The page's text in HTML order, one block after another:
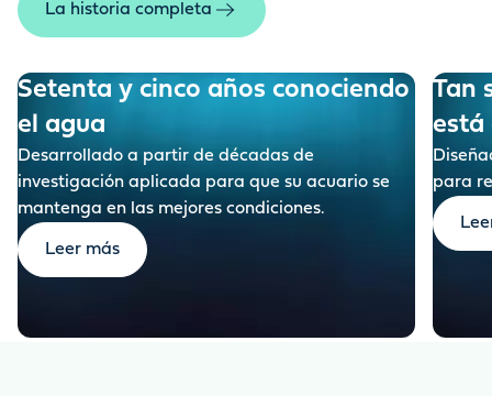
La historia completa
Setenta y cinco años conociendo
el agua
Desarrollado a partir de décadas de
investigación aplicada para que su acuario se
mantenga en las mejores condiciones.
Leer más
Tan
está
para